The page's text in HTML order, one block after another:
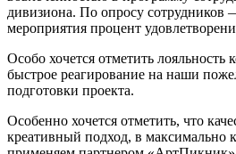
дивизиона. По опросу сотрудников
мероприятия процент
Особо хочется отметить лояльность
быстрое реагирование на наши
подготовки проекта.
Особенно хочется отметить, что
креативный подход, в максимально